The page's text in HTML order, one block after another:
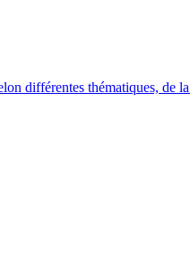
différentes thématiques, de